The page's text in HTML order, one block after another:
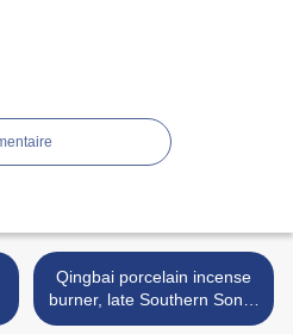
Qingbai porcelain incense
burner, late Southern Song-
Yuan dynasty, 13th century